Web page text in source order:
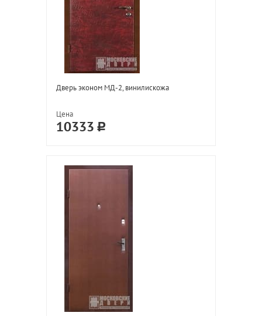
Дверь эконом МД-2, винилискожа
Цена
10333